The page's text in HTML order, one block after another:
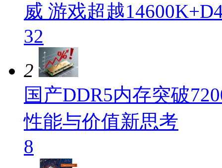
威 游戏超越
32
2
国产DDR5内存突破
性能与价值新思考
8